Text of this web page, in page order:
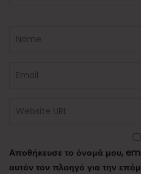
Αποθήκευσε το όνομά μου,
αυτόν τον πλοηγό για την